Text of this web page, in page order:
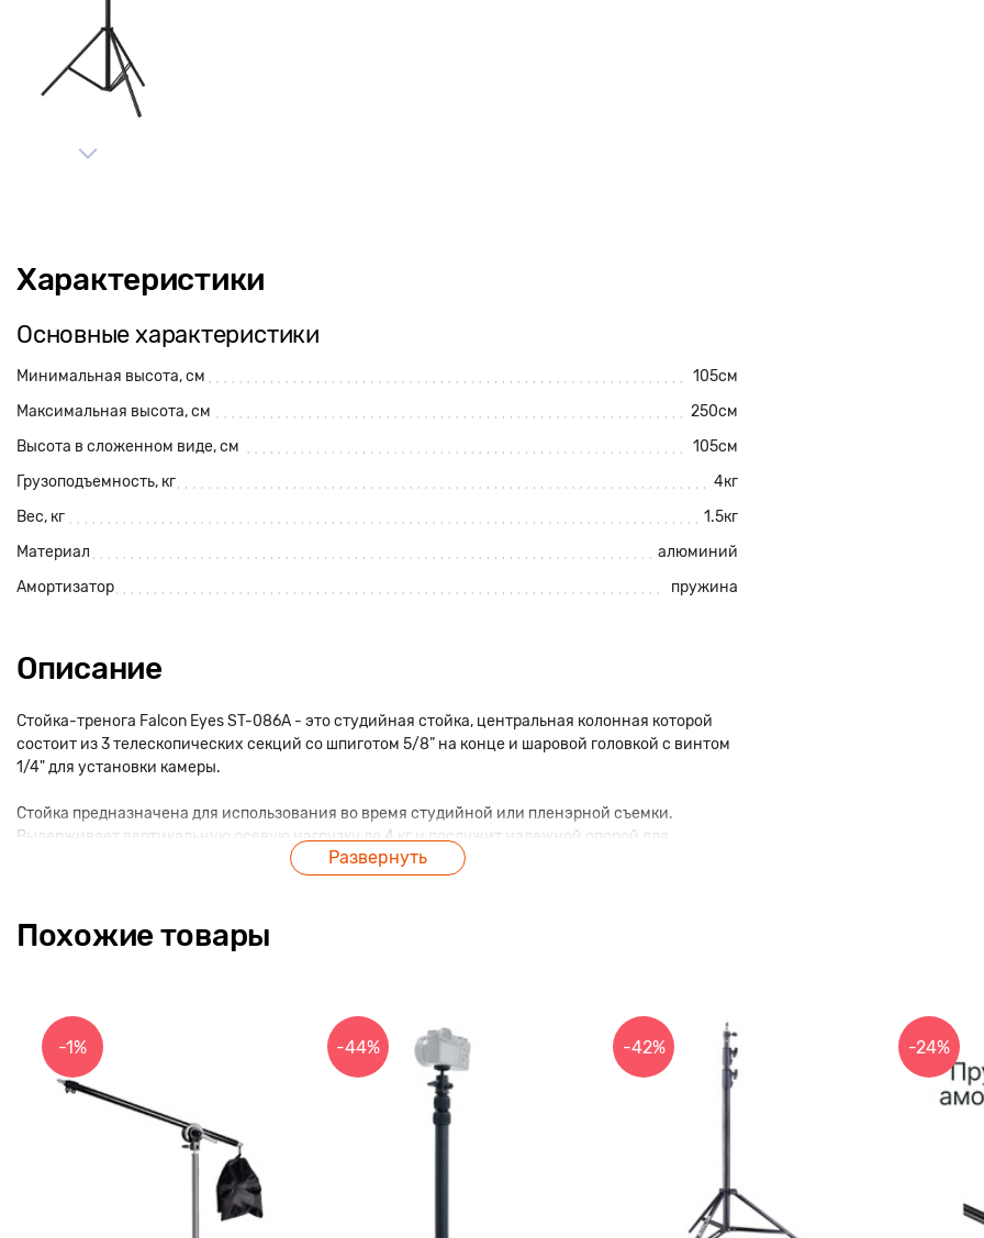
Характеристики
Основные характеристики
Минимальная высота, см
105см
Максимальная высота, см
250см
Высота в сложенном виде, см
105см
Грузоподъемность, кг
4кг
Вес, кг
1.5кг
Материал
алюминий
Амортизатор
пружина
Описание
Стойка-тренога Falcon Eyes ST-086A - это студийная стойка, центральная колонная которой
состоит из 3 телескопических секций со шпиготом 5/8” на конце и шаровой головкой с винтом
1/4" для установки камеры.
Стойка предназначена для использования во время студийной или пленэрной съемки.
Выдерживает вертикальную осевую нагрузку до 4 кг и послужит надежной опорой для
Секции телескопической колонны изготовлены из алюминиевой трубы диаметром 34.5/29.5/25
PCA-22M.
Пружинный амортизатор защищает установленное оборудование от удара и повреждений,
если секции телескопической колонны резко сложить, например, при отпускании винтов во
время регулировки высоты.
В комплект входит чехол для хранения и транспортировки в стойки, длина которой в
сложенном виде составляет 105 см.
Развернуть
Похожие товары
-1% -44% -42% -24%